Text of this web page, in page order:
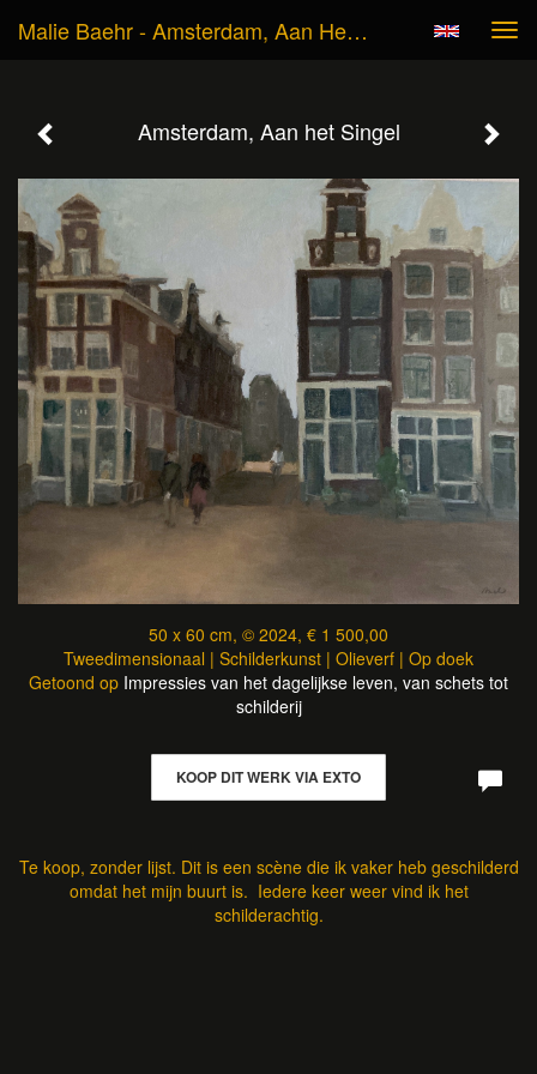
Malie Baehr - Amsterdam, Aan Het Singel
Amsterdam, Aan het Singel
50 x 60 cm, © 2024, € 1 500,00
Tweedimensionaal | Schilderkunst | Olieverf | Op doek
Getoond op Impressies van het dagelijkse leven, van schets tot
schilderij
KOOP DIT WERK VIA EXTO
Te koop, zonder lijst. Dit is een scène die ik vaker heb geschilderd
omdat het mijn buurt is. Iedere keer weer vind ik het
schilderachtig.